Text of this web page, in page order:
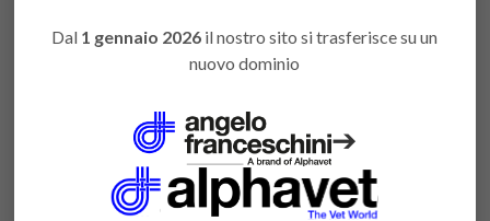
ATTACHMENTS
DOWNLOAD
Dal 1 gennaio 2026 il nostro sito si trasferisce su un
nuovo dominio
➔